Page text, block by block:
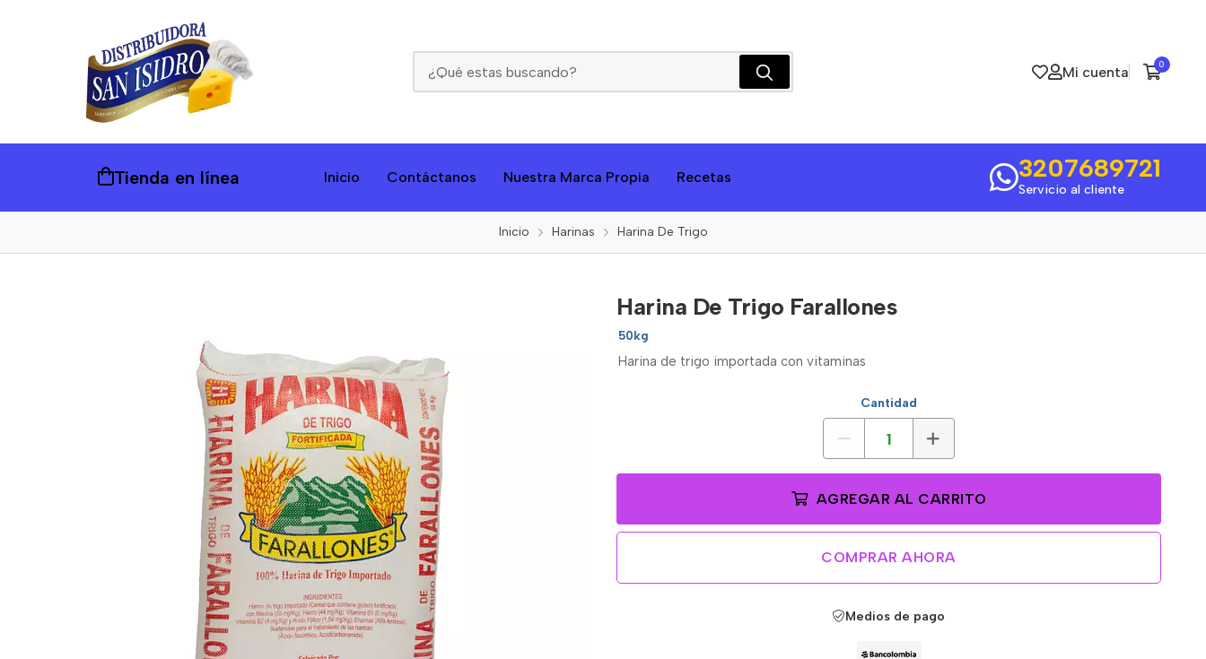
Mi cuenta 0
Tienda en línea Inicio Contáctanos Nuestra Marca Propia Recetas 3207689721
Servicio al cliente
Inicio Harinas Harina De Trigo
Harina De Trigo Farallones
50kg
Harina de trigo importada con vitaminas
Cantidad
AGREGAR AL CARRITO
COMPRAR AHORA
Medios de pago